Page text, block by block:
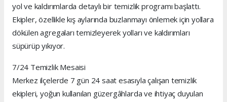
yol ve kaldırımlarda detaylı bir temizlik programı başlattı.
Ekipler, özellikle kış aylarında buzlanmayı önlemek için yollara
dökülen agregaları temizleyerek yolları ve kaldırımları
süpürüp yıkıyor.
7/24 Temizlik Mesaisi
Merkez ilçelerde 7 gün 24 saat esasıyla çalışan temizlik
ekipleri, yoğun kullanılan güzergâhlarda ve ihtiyaç duyulan